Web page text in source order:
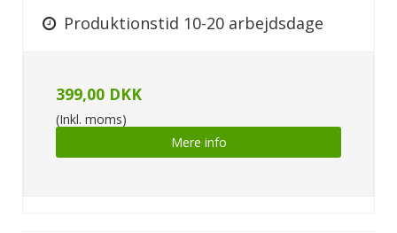
Produktionstid 10-20 arbejdsdage
399,00 DKK
(Inkl. moms)
Mere info